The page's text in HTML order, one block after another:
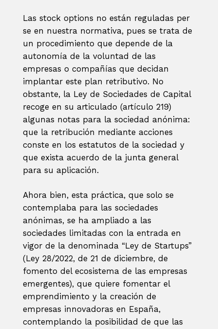
Las stock options no están reguladas per
se en nuestra normativa, pues se trata de
un procedimiento que depende de la
autonomía de la voluntad de las
empresas o compañías que decidan
implantar este plan retributivo. No
obstante, la Ley de Sociedades de Capital
recoge en su articulado (artículo 219)
algunas notas para la sociedad anónima:
que la retribución mediante acciones
conste en los estatutos de la sociedad y
que exista acuerdo de la junta general
para su aplicación.
Ahora bien, esta práctica, que solo se
contemplaba para las sociedades
anónimas, se ha ampliado a las
sociedades limitadas con la entrada en
vigor de la denominada “Ley de Startups”
(Ley 28/2022, de 21 de diciembre, de
fomento del ecosistema de las empresas
emergentes), que quiere fomentar el
emprendimiento y la creación de
empresas innovadoras en España,
contemplando la posibilidad de que las